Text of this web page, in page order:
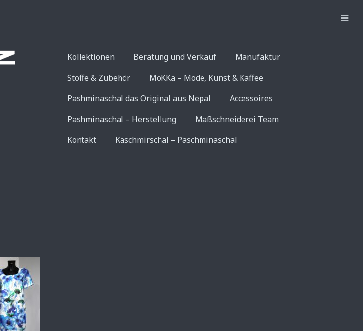
Kollektionen Beratung und Verkauf
Manufaktur
Stoffe & Zubehör
MoKKa – Mode, Kunst & Kaffee
Pashminaschal das Original aus Nepal
Accessoires
Pashminaschal – Herstellung
Maßschneiderei Team
Kontakt
Kaschmirschal – Paschminaschal